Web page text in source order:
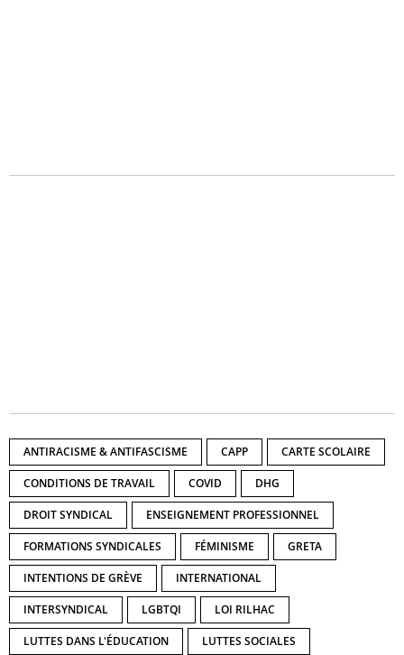
ANTIRACISME & ANTIFASCISME CAPP CARTE SCOLAIRE
CONDITIONS DE TRAVAIL COVID DHG
DROIT SYNDICAL ENSEIGNEMENT PROFESSIONNEL
FORMATIONS SYNDICALES FÉMINISME GRETA
INTENTIONS DE GRÈVE INTERNATIONAL
INTERSYNDICAL LGBTQI LOI RILHAC
LUTTES DANS L'ÉDUCATION LUTTES SOCIALES